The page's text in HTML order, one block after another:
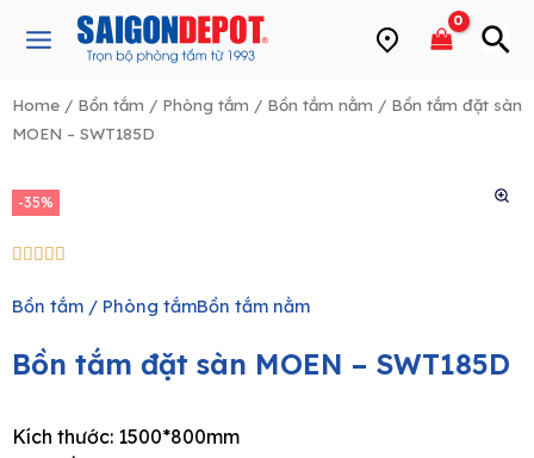
Main
Home / Bồn tắm / Phòng tắm / Bồn tắm nằm / Bồn tắm đặt sàn
MOEN – SWT185D
-35%
    
Bồn tắm / Phòng tắmBồn tắm nằm
Bồn tắm đặt sàn MOEN – SWT185D
Kích thước: 1500*800mm